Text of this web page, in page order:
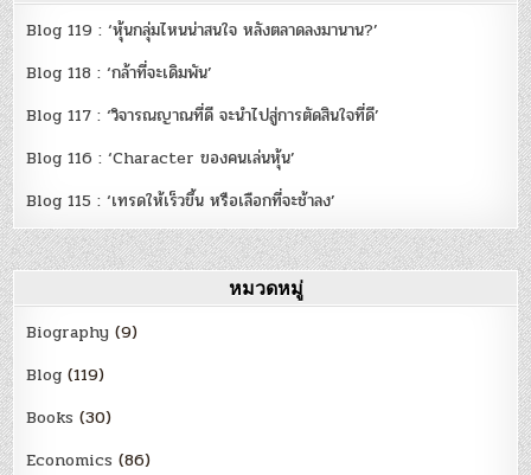
Blog 119 : ‘หุ้นกลุ่มไหนน่าสนใจ หลังตลาดลงมานาน?’
Blog 118 : ‘กล้าที่จะเดิมพัน’
Blog 117 : ‘วิจารณญาณที่ดี จะนำไปสู่การตัดสินใจที่ดี’
Blog 116 : ‘Character ของคนเล่นหุ้น’
Blog 115 : ‘เทรดให้เร็วขึ้น หรือเลือกที่จะช้าลง’
หมวดหมู่
Biography (9)
Blog (119)
Books (30)
Economics (86)